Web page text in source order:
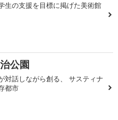
生の支援を目標に掲げた美術館
公園
対話しながら創る、 サスティナ
都市